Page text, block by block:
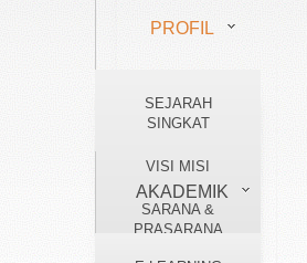
PROFIL
SEJARAH
SINGKAT
VISI MISI
SARANA &
PRASARANA
MANAJEMEN
AKADEMIK